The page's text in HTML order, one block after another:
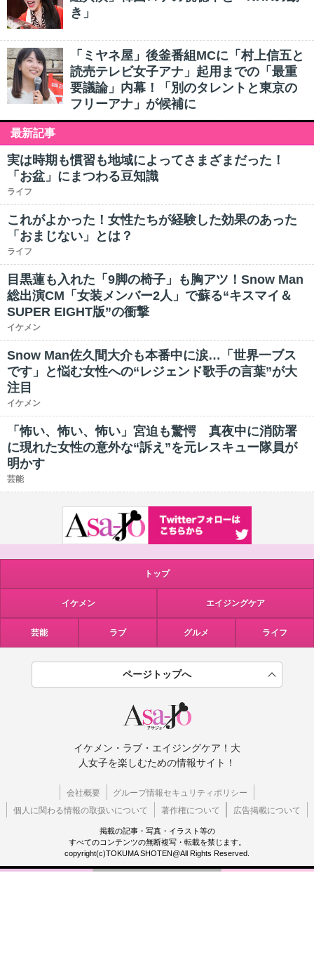
き」
「ミヤネ屋」後釜番組MCに「村上信五と
読売テレビ女子アナ」起用までの「最重
要議論」内幕！「別のタレントと東京の
フリーアナ」が候補に
最新記事
実は時期も慣習も地域によってさまざまだった！
「お盆」にまつわる豆知識
ライフ
これがよかった！女性たちが経験した効果のあった
「おまじない」とは？
ライフ
目黒蓮も入れた「9脚の椅子」も胸アツ！Snow Man
総出演CM「女装メンバー2人」で蘇る“キスマイ＆
SUPER EIGHT版”の衝撃
イケメン
Snow Man佐久間大介も本番中に涙…「世界一ブス
です」と悩む女性への“レジェンド歌手の言葉”が大
注目
イケメン
「怖い、怖い、怖い」宮迫も驚愕 真夜中に消防署
に現れた女性の意外な“訴え”を元レスキュー隊員が
明かす
芸能
トップ
イケメン エイジングケア
芸能 ラブ グルメ ライフ
ページトップへ
イケメン・ラブ・エイジングケア！大
人女子を楽しむための情報サイト！
会社概要
グループ情報セキュリティポリシー
個人に関わる情報の取扱いについて
著作権について 広告掲載について
掲載の記事・写真・イラスト等の
すべてのコンテンツの無断複写・転載を禁じます。
copyright(c)TOKUMA SHOTEN@All Rights Reserved.